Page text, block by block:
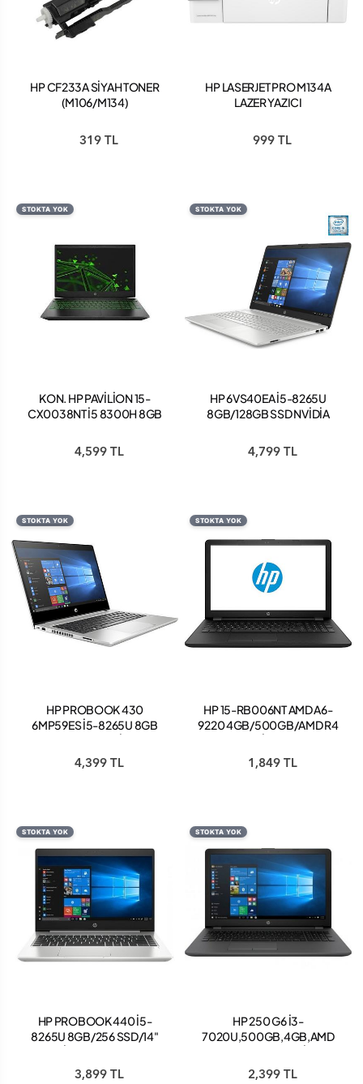
HP CF233A SİYAH TONER
(M106/M134)
319 TL
HP LASERJET PRO M134A
LAZER YAZICI
999 TL
STOKTA YOK
KON. HP PAVİLİON 15-
CX0038NT İ5 8300H 8GB
F.DOS 15.6" FHD
4,599 TL
STOKTA YOK
HP 6VS40EA İ5-8265U
8GB/128GB SSD NVİDİA
NOTEBOOK
4,799 TL
STOKTA YOK
HP PROBOOK 430
6MP59ES İ5-8265U 8GB
10 PRO
4,399 TL
STOKTA YOK
HP 15-RB006NT AMD A6-
9220 4GB/500GB/AMD R4
NOTEBOOK
1,849 TL
STOKTA YOK
HP PROBOOK 440 İ5-
8265U 8GB/256 SSD/14"
3,899 TL
STOKTA YOK
HP 250 G6 İ3-
7020U,500GB,4GB,AMD
PRO NOTEBOOK
2,399 TL